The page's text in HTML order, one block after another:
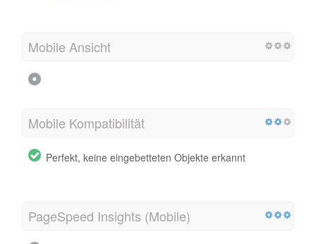
Mobile Ansicht
Mobile Kompatibilität
Perfekt, keine eingebetteten Objekte erkannt
PageSpeed ​​Insights (Mobile)